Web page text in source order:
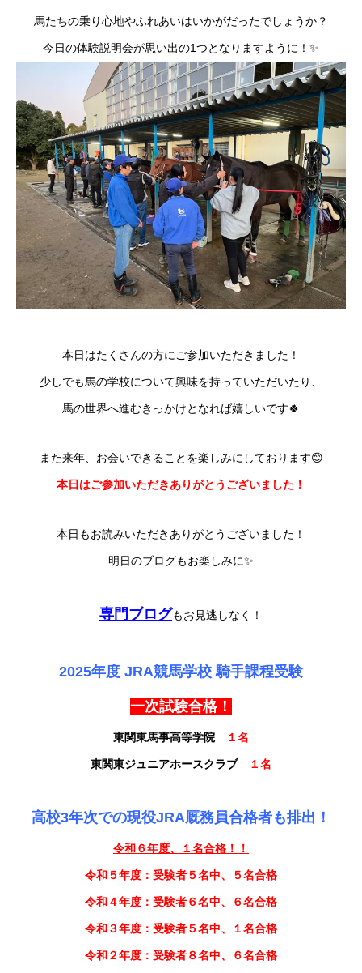
馬たちの乗り心地やふれあいはいかがだったでしょうか？
今日の体験説明会が思い出の1つとなりますように！✨
本日はたくさんの方にご参加いただきました！
少しでも馬の学校について興味を持っていただいたり、
馬の世界へ進むきっかけとなれば嬉しいです🍀
また来年、お会いできることを楽しみにしております😊
本日はご参加いただきありがとうございました！
本日もお読みいただきありがとうございました！
明日のブログもお楽しみに✨
専門ブログもお見逃しなく！
2025年度 JRA競馬学校 騎手課程受験
一次試験合格！
東関東馬事高等学院１名
東関東ジュニアホースクラブ１名
高校3年次での現役JRA厩務員合格者も排出！
令和６年度、１名合格！！
令和５年度：受験者５名中、５名合格
令和４年度：受験者６名中、６名合格
令和３年度：受験者５名中、１名合格
令和２年度：受験者８名中、６名合格